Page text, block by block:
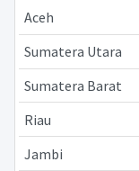
Aceh
Sumatera Utara
Sumatera Barat
Riau
Jambi